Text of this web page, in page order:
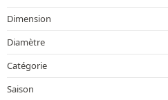
Dimension
Diamètre
Catégorie
Saison